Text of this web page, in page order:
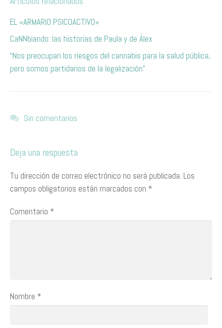
EL «ARMARIO PSICOACTIVO»
CaNNbiando: las historias de Paula y de Álex
“Nos preocupan los riesgos del cannabis para la salud pública,
pero somos partidarios de la legalización”
Sin comentarios
Deja una respuesta
Tu dirección de correo electrónico no será publicada. Los
campos obligatorios están marcados con *
Comentario *
Nombre *